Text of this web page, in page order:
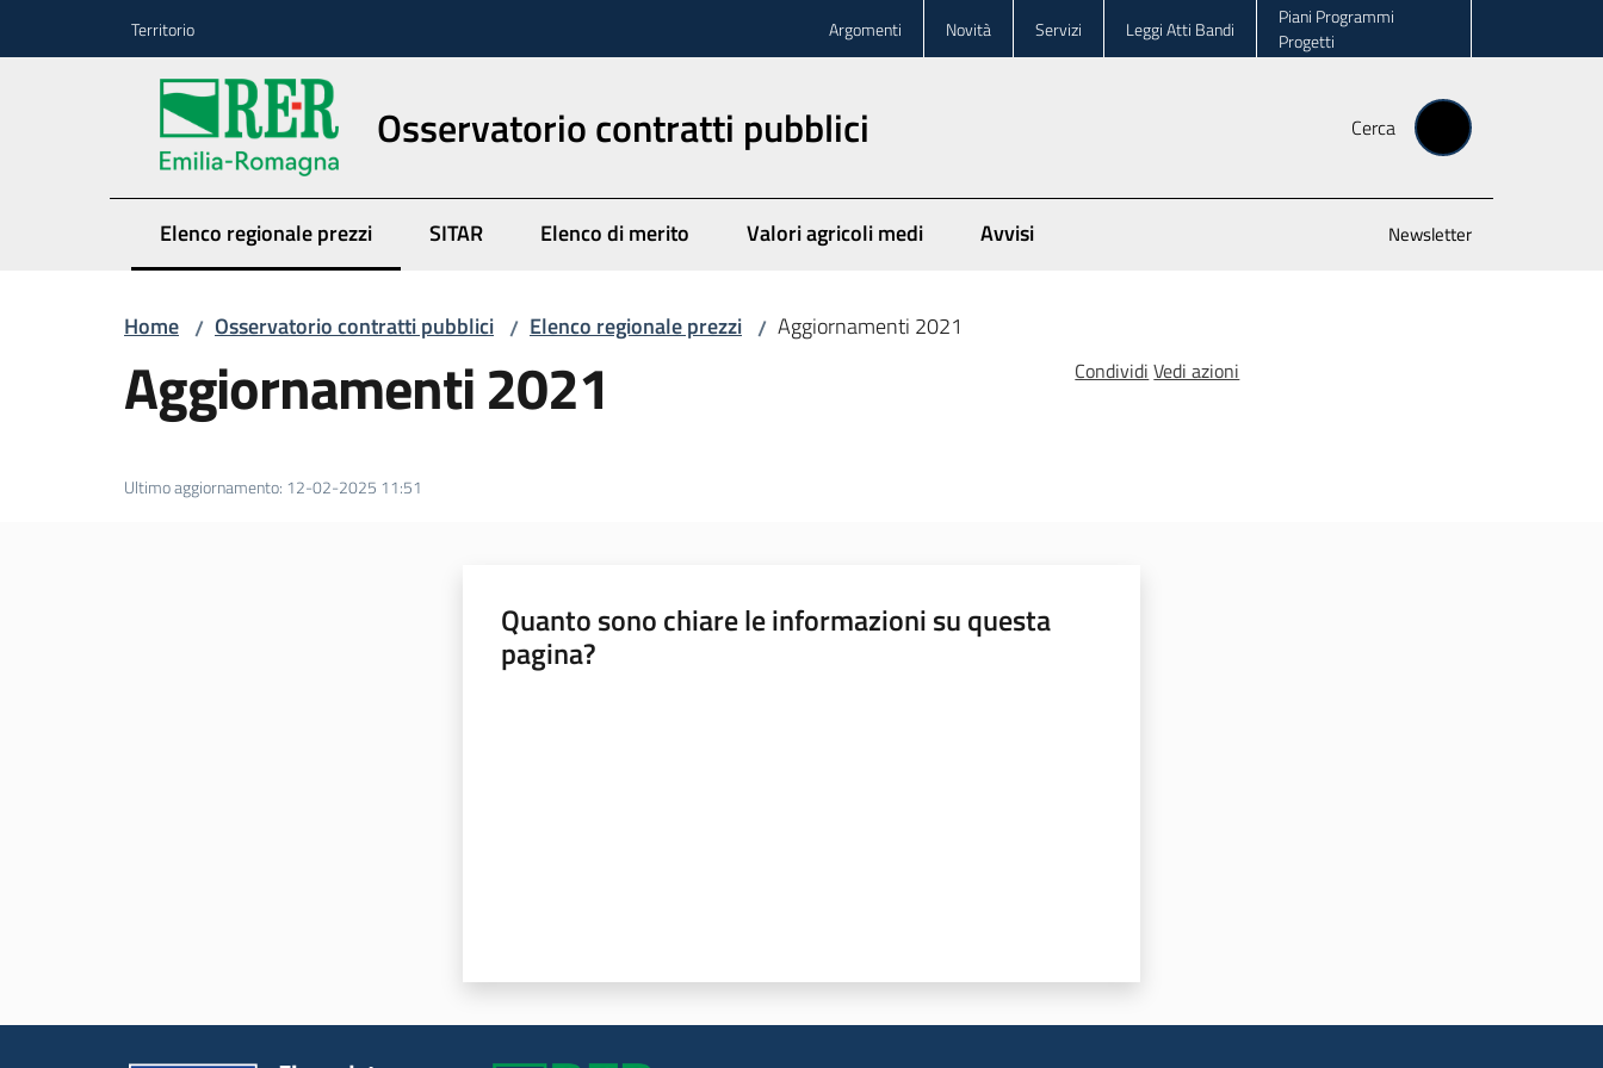
Territorio Argomenti Novità Servizi Leggi Atti Bandi
Piani Programmi
Progetti
Osservatorio contratti pubblici Cerca
Elenco regionale prezzi
Menu selezionato SITAR Elenco di merito Valori agricoli medi Avvisi Newsletter
Home / Osservatorio contratti pubblici / Elenco regionale prezzi / Aggiornamenti 2021
Aggiornamenti 2021 Condividi Vedi azioni
Ultimo aggiornamento: 12-02-2025 11:51
Quanto sono chiare le informazioni su questa
pagina?